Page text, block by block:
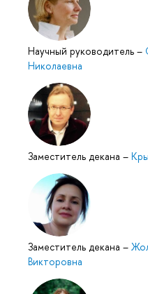
Научный руководитель –
Николаевна
Заместитель декана –
Заместитель декана –
Викторовна